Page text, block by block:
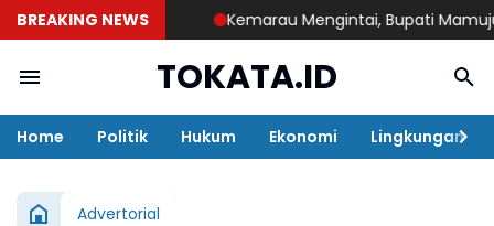
BREAKING NEWS Kemarau Mengintai, Bupati Mamuju
TOKATA.ID
Home Politik Hukum Ekonomi Lingkungan
Advertorial